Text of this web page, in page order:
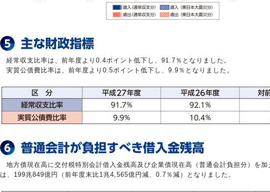
経常収支比率は、前年度より0.4ポイント低下し、91.7％となりました。
実質公債費比率は、前年度より0.5ポイント低下し、9.9％となりました。
地方債現在高に交付税特別会計借入金残高及び企業債現在高（普通会計負担分）を加
は、199兆849億円（前年度末比1兆4,565億円減、0.7％減）となりました。